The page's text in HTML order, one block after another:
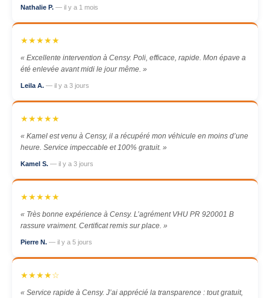
Nathalie P. — il y a 1 mois
★★★★★
« Excellente intervention à Censy. Poli, efficace, rapide. Mon épave a
été enlevée avant midi le jour même. »
Leila A. — il y a 3 jours
★★★★★
« Kamel est venu à Censy, il a récupéré mon véhicule en moins d’une
heure. Service impeccable et 100% gratuit. »
Kamel S. — il y a 3 jours
★★★★★
« Très bonne expérience à Censy. L’agrément VHU PR 920001 B
rassure vraiment. Certificat remis sur place. »
Pierre N. — il y a 5 jours
★★★★☆
« Service rapide à Censy. J’ai apprécié la transparence : tout gratuit,